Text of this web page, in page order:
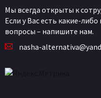
Мы всегда открыты к
Если у Вас есть какие-
вопросы – напишите нам.
nasha-